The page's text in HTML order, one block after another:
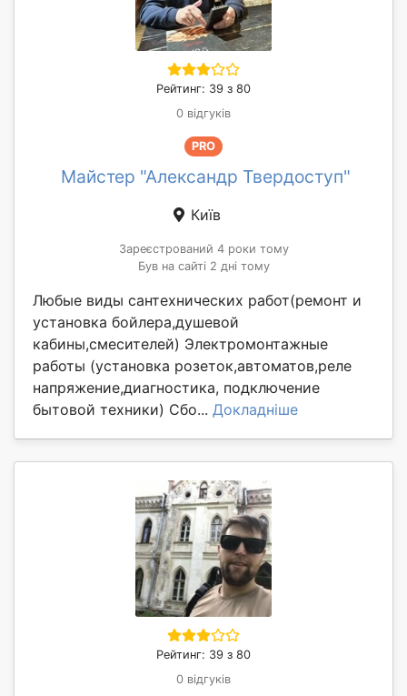
Рейтинг: 39 з 80
0 відгуків
PRO
Майстер "Александр Твердоступ"
Київ
Зареєстрований 4 роки тому
Був на сайті 2 дні тому
Любые виды сантехнических работ(ремонт и
установка бойлера,душевой
кабины,смесителей) Электромонтажные
работы (установка розеток,автоматов,реле
напряжение,диагностика, подключение
бытовой техники) Сбо... Докладніше
Рейтинг: 39 з 80
0 відгуків